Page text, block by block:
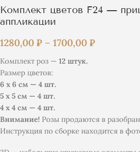
Комплект цветов F24 —
аппликации
1280,00 ₽ – 1700,00 ₽
Комплект роз — 12 штук.
Размер цветов:
6 х 6 см — 4 шт.
5 х 5 см — 4 шт.
4 х 4 см — 4 шт.
Внимание! Розы продаются в
Инструкция по сборке находится в